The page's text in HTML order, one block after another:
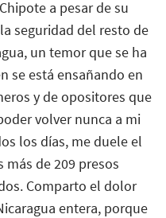
a pesar de su
seguridad del resto de
un temor que se ha
se está ensañando en
y de opositores que
volver nunca a mi
los días, me duele el
de 209 presos
Comparto el dolor
entera, porque